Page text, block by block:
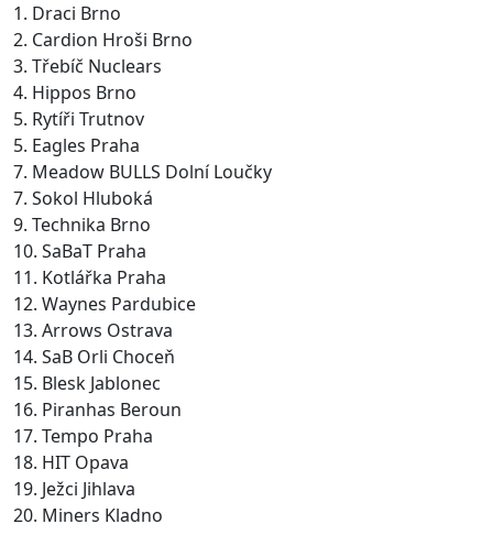
1. Draci Brno
2. Cardion Hroši Brno
3. Třebíč Nuclears
4. Hippos Brno
5. Rytíři Trutnov
5. Eagles Praha
7. Meadow BULLS Dolní Loučky
7. Sokol Hluboká
9. Technika Brno
10. SaBaT Praha
11. Kotlářka Praha
12. Waynes Pardubice
13. Arrows Ostrava
14. SaB Orli Choceň
15. Blesk Jablonec
16. Piranhas Beroun
17. Tempo Praha
18. HIT Opava
19. Ježci Jihlava
20. Miners Kladno